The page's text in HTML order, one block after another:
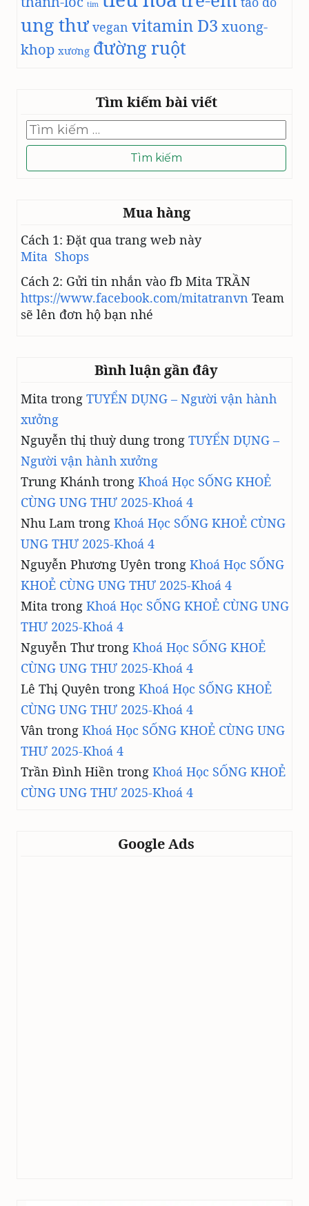
tim
ung thư vegan vitamin D3 xuong-
khop xương đường ruột
Tìm kiếm bài viết
Tìm
kiếm
cho:
Mua hàng
Cách 1: Đặt qua trang web này
Mita Shops
Cách 2: Gửi tin nhắn vào fb Mita TRẦN
https://www.facebook.com/mitatranvn Team
sẽ lên đơn hộ bạn nhé
Bình luận gần đây
Mita trong TUYỂN DỤNG – Người vận hành
xưởng
Nguyễn thị thuỳ dung trong TUYỂN DỤNG –
Người vận hành xưởng
Trung Khánh trong Khoá Học SỐNG KHOẺ
CÙNG UNG THƯ 2025-Khoá 4
Nhu Lam trong Khoá Học SỐNG KHOẺ CÙNG
UNG THƯ 2025-Khoá 4
Nguyễn Phương Uyên trong Khoá Học SỐNG
KHOẺ CÙNG UNG THƯ 2025-Khoá 4
Mita trong Khoá Học SỐNG KHOẺ CÙNG UNG
THƯ 2025-Khoá 4
Nguyễn Thưtrong Khoá Học SỐNG KHOẺ
CÙNG UNG THƯ 2025-Khoá 4
Lê Thị Quyên trong Khoá Học SỐNG KHOẺ
CÙNG UNG THƯ 2025-Khoá 4
Vân trong Khoá Học SỐNG KHOẺ CÙNG UNG
THƯ 2025-Khoá 4
Trần Đình Hiền trong Khoá Học SỐNG KHOẺ
CÙNG UNG THƯ 2025-Khoá 4
Google Ads